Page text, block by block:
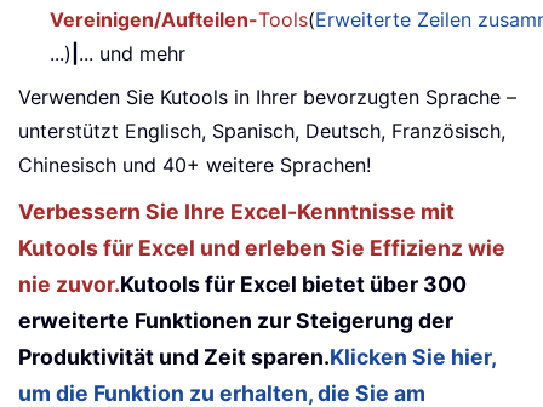
Vereinigen/Aufteilen-Tools(Erweiterte Zeilen
...) ... und mehr
Verwenden Sie Kutools in Ihrer bevorzugten Sprache –
unterstützt Englisch, Spanisch, Deutsch, Französisch,
Chinesisch und 40+ weitere Sprachen!
Verbessern Sie Ihre Excel-Kenntnisse mit
Kutools für Excel und erleben Sie Effizienz wie
nie zuvor.Kutools für Excel bietet über 300
erweiterte Funktionen zur Steigerung der
Produktivität und Zeit sparen.Klicken Sie hier,
um die Funktion zu erhalten, die Sie am